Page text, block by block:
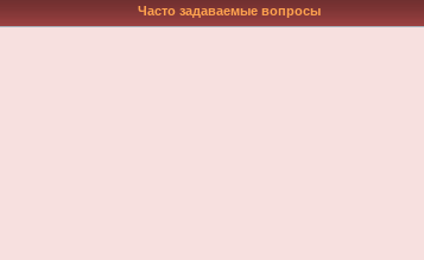
Часто задаваемые вопросы